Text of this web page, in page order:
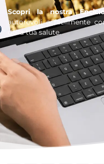
Scopri la nostra
autorevoli e facilmente
della tua salute.